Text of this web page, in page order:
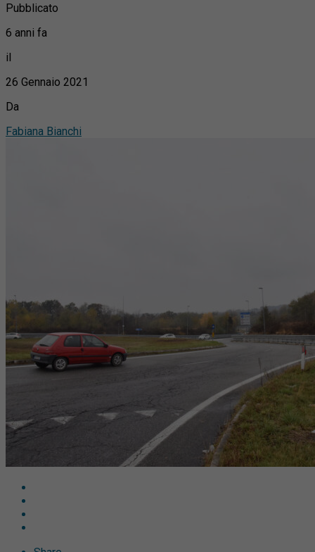
Pubblicato
6 anni fa
il
26 Gennaio 2021
Da
Fabiana Bianchi